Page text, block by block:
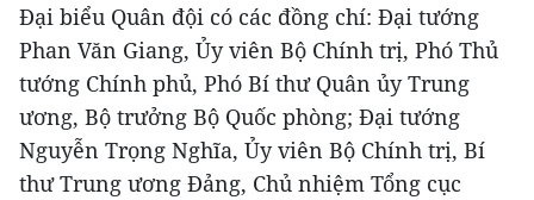
Đại biểu Quân đội có các đồng chí: Đại tướng
Phan Văn Giang, Ủy viên Bộ Chính trị, Phó Thủ
tướng Chính phủ, Phó Bí thư Quân ủy Trung
ương, Bộ trưởng Bộ Quốc phòng; Đại tướng
Nguyễn Trọng Nghĩa, Ủy viên Bộ Chính trị, Bí
thư Trung ương Đảng, Chủ nhiệm Tổng cục